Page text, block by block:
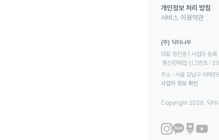
개인정보 처리 방침
서비스 이용약관
(주) 닥터나우
대표 정진웅 | 사업자
통신판매업 신고번호
주소 : 서울 강남구 테헤
사업자 정보 확인
Copyright 2026. 닥터